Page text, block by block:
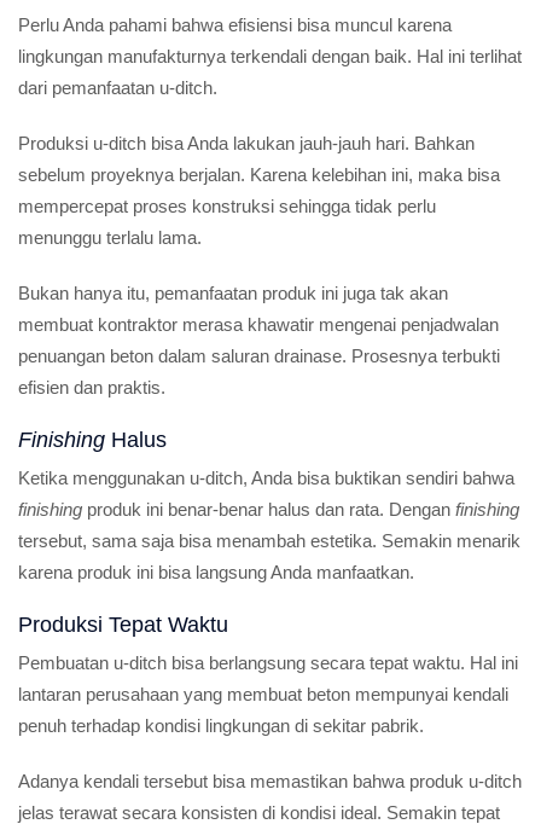
Perlu Anda pahami bahwa efisiensi bisa muncul karena
lingkungan manufakturnya terkendali dengan baik. Hal ini terlihat
dari pemanfaatan u-ditch.
Produksi u-ditch bisa Anda lakukan jauh-jauh hari. Bahkan
sebelum proyeknya berjalan. Karena kelebihan ini, maka bisa
mempercepat proses konstruksi sehingga tidak perlu
menunggu terlalu lama.
Bukan hanya itu, pemanfaatan produk ini juga tak akan
membuat kontraktor merasa khawatir mengenai penjadwalan
penuangan beton dalam saluran drainase. Prosesnya terbukti
efisien dan praktis.
Finishing Halus
Ketika menggunakan u-ditch, Anda bisa buktikan sendiri bahwa
finishing produk ini benar-benar halus dan rata. Dengan finishing
tersebut, sama saja bisa menambah estetika. Semakin menarik
karena produk ini bisa langsung Anda manfaatkan.
Produksi Tepat Waktu
Pembuatan u-ditch bisa berlangsung secara tepat waktu. Hal ini
lantaran perusahaan yang membuat beton mempunyai kendali
penuh terhadap kondisi lingkungan di sekitar pabrik.
Adanya kendali tersebut bisa memastikan bahwa produk u-ditch
jelas terawat secara konsisten di kondisi ideal. Semakin tepat